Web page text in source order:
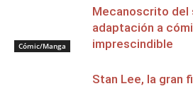
Cómic/Manga
Mecanoscrito del
adaptación a
imprescindible
Stan Lee, la gran